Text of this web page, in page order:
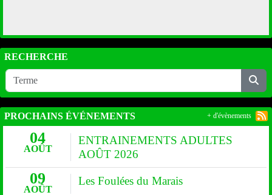
RECHERCHE
PROCHAINS ÉVÉNEMENTS
04
AOÛT
ENTRAINEMENTS ADULTES
AOÛT 2026
09
AOÛT
Les Foulées du Marais
+ d'évènements